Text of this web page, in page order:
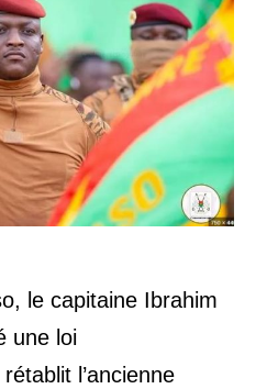
le capitaine Ibrahim
une loi
l’ancienne